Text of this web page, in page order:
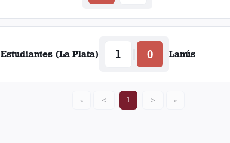
Estudiantes (La Plata) 1 0 Lanús
« < 1 > »